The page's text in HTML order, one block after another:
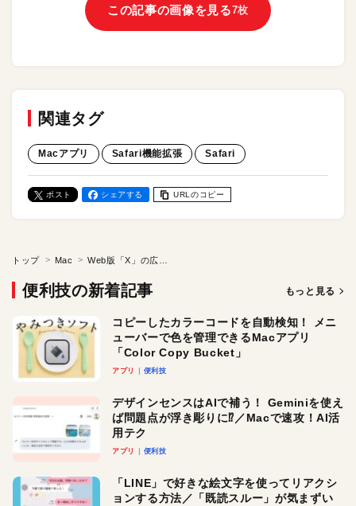
この記事の画像を見る7枚
関連タグ
Macアプリ Safari機能拡張 Safari
ポスト シェアする URLのコピー
トップ Mac
便利技の新着記事 もっと見る
コピーしたカラーコードを自動検知！ メニ
ューバーで色を管理できるMacアプリ
「Color Copy Bucket」
アプリ 便利技
デザインセンスはAIで補う！ Geminiを使え
ば問題点が浮き彫りに⁉︎／Macで速攻！AI活
用テク
アプリ 便利技
「LINE」で好きな絵文字を使ってリアクシ
ョンする方法／「既読スルー」が気まずい